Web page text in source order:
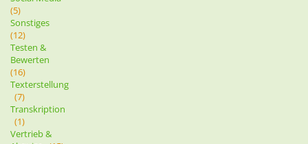
(5)
Sonstiges
(12)
Testen &
Bewerten
(16)
Texterstellung
(7)
Transkription
(1)
Vertrieb &